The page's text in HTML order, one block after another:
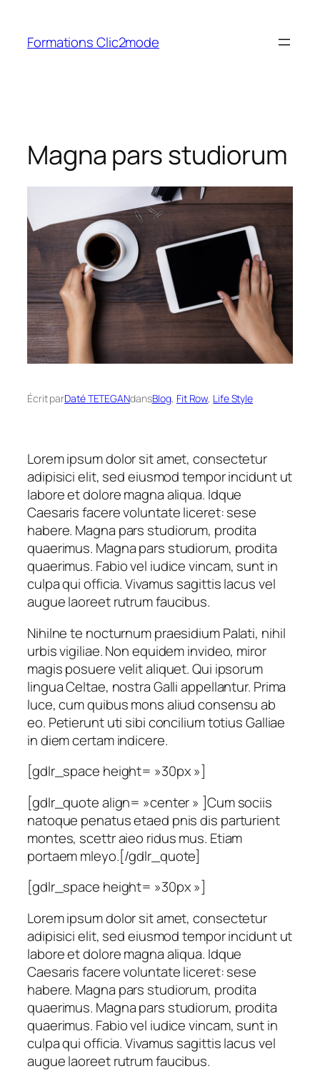
contenu
Formations Clic2mode
Magna pars studiorum
Écrit parDaté TETEGANdansBlog, Fit Row, Life Style
Lorem ipsum dolor sit amet, consectetur
adipisici elit, sed eiusmod tempor incidunt ut
labore et dolore magna aliqua. Idque
Caesaris facere voluntate liceret: sese
habere. Magna pars studiorum, prodita
quaerimus. Magna pars studiorum, prodita
quaerimus. Fabio vel iudice vincam, sunt in
culpa qui officia. Vivamus sagittis lacus vel
augue laoreet rutrum faucibus.
Nihilne te nocturnum praesidium Palati, nihil
urbis vigiliae. Non equidem invideo, miror
magis posuere velit aliquet. Qui ipsorum
lingua Celtae, nostra Galli appellantur. Prima
luce, cum quibus mons aliud consensu ab
eo. Petierunt uti sibi concilium totius Galliae
in diem certam indicere.
[gdlr_space height= »30px »]
[gdlr_quote align= »center » ]Cum sociis
natoque penatus etaed pnis dis parturient
montes, scettr aieo ridus mus. Etiam
portaem mleyo.[/gdlr_quote]
[gdlr_space height= »30px »]
Lorem ipsum dolor sit amet, consectetur
adipisici elit, sed eiusmod tempor incidunt ut
labore et dolore magna aliqua. Idque
Caesaris facere voluntate liceret: sese
habere. Magna pars studiorum, prodita
quaerimus. Magna pars studiorum, prodita
quaerimus. Fabio vel iudice vincam, sunt in
culpa qui officia. Vivamus sagittis lacus vel
augue laoreet rutrum faucibus.